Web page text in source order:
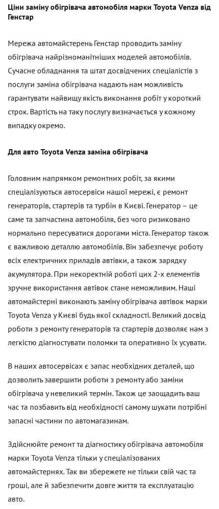
Ціни заміну обігрівача автомобіля марки Toyota Venza від
Генстар
Мережа автомайстерень Генстар проводить заміну
обігрівача найрізноманітніших моделей автомобілів.
Сучасне обладнання та штат досвідчених спеціалістів з
послуги заміна обігрівача надають нам можливість
гарантувати найвищу якість виконання робіт у короткий
строк. Вартість на таку послугу визначається у кожному
випадку окремо.
Для авто Toyota Venza заміна обігрівача
Головним напрямком ремонтних робіт, за якими
спеціалізуються автосервіси нашої мережі, є ремонт
генераторів, стартерів та турбін в Києві. Генератор – це
саме та запчастина автомобіля, без чого ризиковано
нормально пересуватися дорогами міста. Генератор також
є важливою деталлю автомобілів. Він забезпечує роботу
всіх електричних приладів автівки, а також зарядку
акумулятора. При некоректній роботі цих 2-х елементів
зручне використання автівок стане неможливим. Наші
автомайстерні виконають заміну обігрівача автівок марки
Toyota Venza у Києві будь якої складності. Великий досвід
роботи з ремонту генераторів та стартерів дозволяє нам з
легкістю діагностувати поломки та оперативно їх усувати.
В наших автосервісах є запас необхідних деталей, що
дозволить завершити роботи з ремонту або заміни
обігрівача у невеликий термін. Також це заощадить ваш
час та позбавить від необхідності самому шукати потрібні
запасні частини по автомагазинам.
Здійснюйте ремонт та діагностику обігрівача автомобіля
марки Toyota Venza тільки у спеціалізованих
автомайстернях. Так ви збережете не тільки свій час та
гроші, але й забезпечити довге життя та експлуатацію
авто.